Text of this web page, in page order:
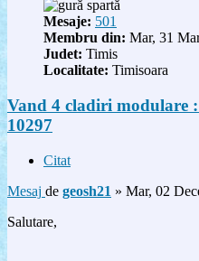
Mesaje: 501
Membru din: Mar, 31
Judet: Timis
Localitate: Timisoara
Vand 4 cladiri modulare
10297
Citat
Mesaj de geosh21 » Mar, 02
Salutare,